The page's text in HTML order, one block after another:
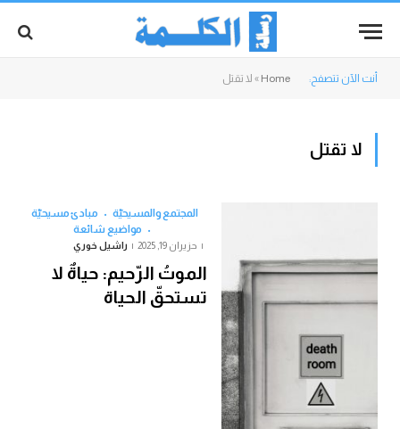
أنت الآن تتصفح: Home
» لا تقتل
لا تقتل
المجتمع والمسيحيّة
مبادئ مسيحيّة
مواضيع شائعة
حزيران 19, 2025 راشيل خوري
الموتُ الرّحيم: حياةٌ لا
تستحقّ الحياة